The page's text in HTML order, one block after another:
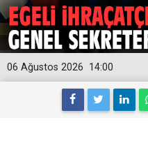
14:00
06 Ağustos 2026